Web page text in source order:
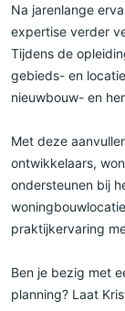
Na jarenlange
expertise verder
Tijdens de
gebieds- en
nieuwbouw- en
Met deze
ontwikkelaars,
ondersteunen bij
praktijkervaring
Ben je bezig met
planning? Laat